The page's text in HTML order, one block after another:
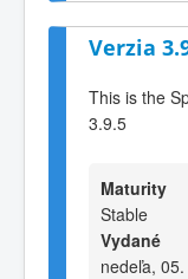
Verzia
This is the
3.9.5
Maturity
Stable
Vydané
nedeľa,